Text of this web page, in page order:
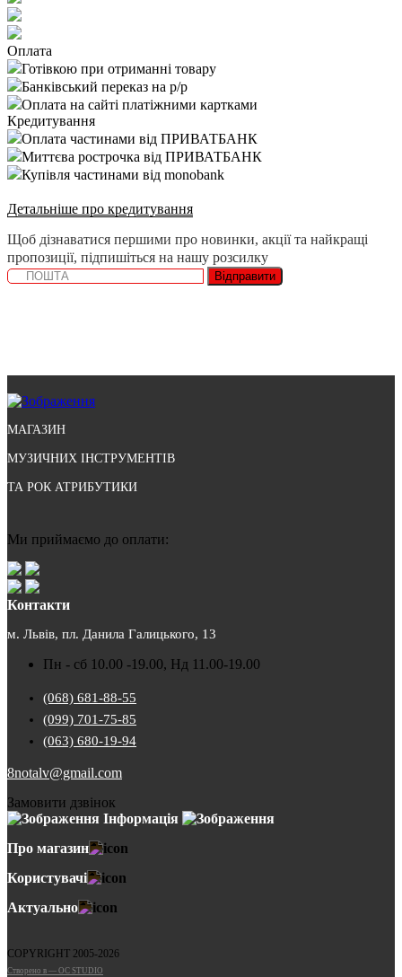
Оплата
Готівкою при отриманні товару
Банківський переказ на р/р
Оплата на сайті платіжними картками
Кредитування
Оплата частинами від ПРИВАТБАНК
Миттєва рострочка від ПРИВАТБАНК
Купівля частинами від monobank
Детальніше про кредитування
Щоб дізнаватися першими про новинки, акції та найкращі
пропозиції, підпишіться на нашу розсилку
Відправити
МАГАЗИН
МУЗИЧНИХ ІНСТРУМЕНТІВ
ТА РОК АТРИБУТИКИ
Ми приймаємо до оплати:
Контакти
м. Львів, пл. Данила Галицького, 13
Пн - сб 10.00 -19.00, Нд 11.00-19.00
(068) 681-88-55
(099) 701-75-85
(063) 680-19-94
8notalv@gmail.com
Замовити дзвінок
Інформація
Про магазин
Користувачі
Актуально
COPYRIGHT 2005-2026
Cтворено в — OC STUDIO